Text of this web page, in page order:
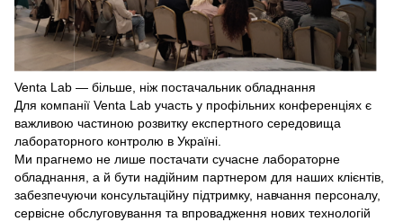
Venta Lab — більше, ніж постачальник обладнання
Для компанії Venta Lab участь у профільних конференціях є
важливою частиною розвитку експертного середовища
лабораторного контролю в Україні.
Ми прагнемо не лише постачати сучасне лабораторне
обладнання, а й бути надійним партнером для наших клієнтів,
забезпечуючи консультаційну підтримку, навчання персоналу,
сервісне обслуговування та впровадження нових технологій